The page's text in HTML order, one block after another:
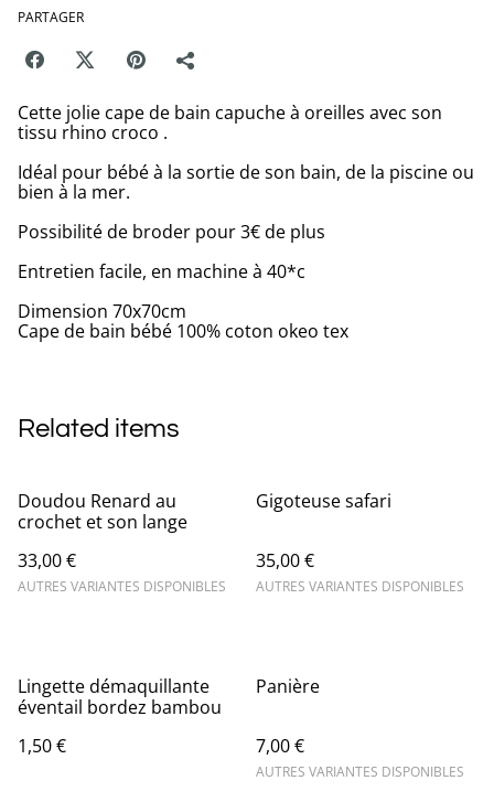
PARTAGER
Cette jolie cape de bain capuche à oreilles avec son
tissu rhino croco .
Idéal pour bébé à la sortie de son bain, de la piscine ou
bien à la mer.
Possibilité de broder pour 3€ de plus
Entretien facile, en machine à 40*c
Dimension 70x70cm
Cape de bain bébé 100% coton okeo tex
Related items
Doudou Renard au
crochet et son lange
33,00 €
AUTRES VARIANTES DISPONIBLES
Gigoteuse safari
35,00 €
AUTRES VARIANTES DISPONIBLES
Lingette démaquillante
éventail bordez bambou
1,50 €
Panière
7,00 €
AUTRES VARIANTES DISPONIBLES